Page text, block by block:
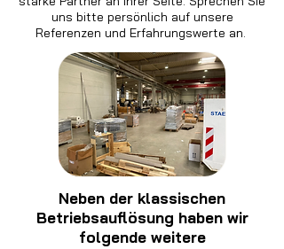
uns bitte persönlich auf unsere
Referenzen und Erfahrungswerte an.
Neben der klassischen
Betriebsauflösung haben wir
folgende weitere